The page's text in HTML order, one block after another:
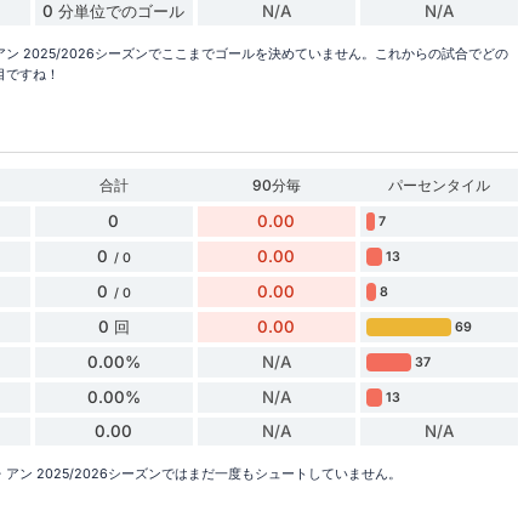
0 分単位でのゴール N/A N/A
ン 2025/2026シーズンでここまでゴールを決めていません。これからの試合でどの
すね！
合計 90分毎
パーセンタイル
0 0.00 7
0 / 0 0.00 13
0 / 0 0.00 8
0 回 0.00 69
0.00% N/A 37
0.00% N/A 13
0.00 N/A N/A
ン 2025/2026シーズンではまだ一度もシュートしていません。